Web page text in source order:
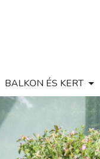
BALKON ÉS KERT